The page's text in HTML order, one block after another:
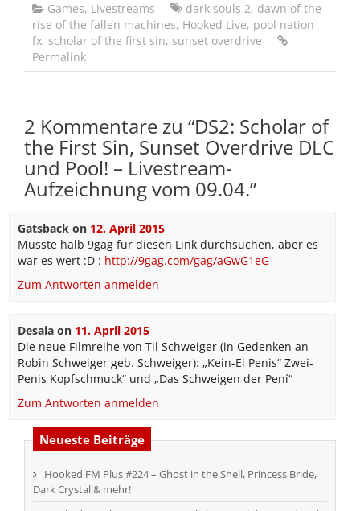
Games, Livestreams dark souls 2, dawn of the
rise of the fallen machines, Hooked Live, pool nation
fx, scholar of the first sin, sunset overdrive
Permalink
2 Kommentare zu “DS2: Scholar of
the First Sin, Sunset Overdrive DLC
und Pool! – Livestream-
Aufzeichnung vom 09.04.”
Gatsbackon 12. April 2015
Musste halb 9gag für diesen Link durchsuchen, aber es
war es wert :D : http://9gag.com/gag/aGwG1eG
Zum Antworten anmelden
Desaiaon 11. April 2015
Die neue Filmreihe von Til Schweiger (in Gedenken an
Robin Schweiger geb. Schweiger): „Kein-Ei Penis“ Zwei-
Penis Kopfschmuck“ und „Das Schweigen der Pení“
Zum Antworten anmelden
Neueste Beiträge
Hooked FM Plus #224 – Ghost in the Shell, Princess Bride,
Dark Crystal & mehr!